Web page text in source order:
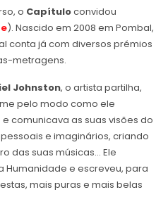
o Capítuloconvidou
). Nascido em 2008 em Pombal,
conta já com diversos prémios
metragens.
Johnston, o artista partilha,
pelo modo como ele
comunicava as suas visões do
e imaginários, criando
das suas músicas… Ele
Humanidade e escreveu, para
mais puras e mais belas